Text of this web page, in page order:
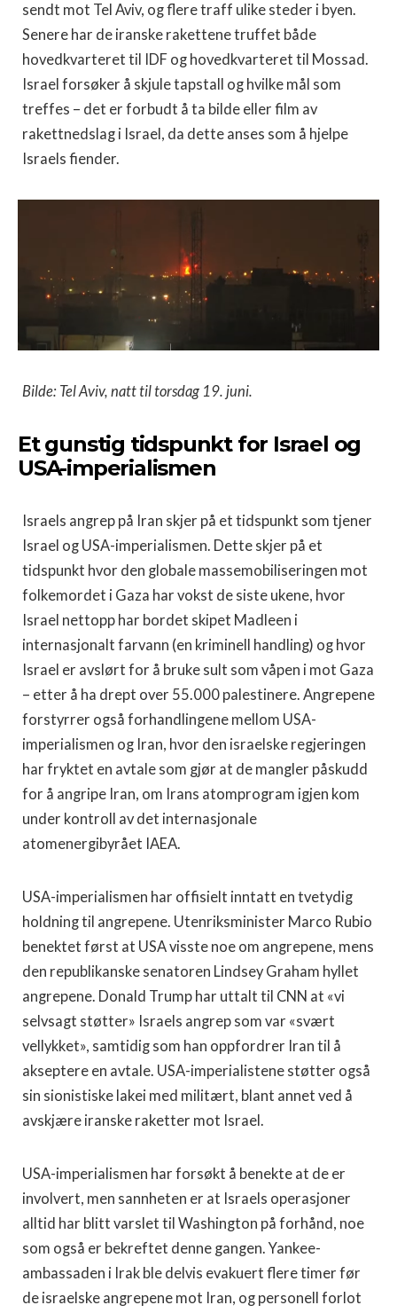
sendt mot Tel Aviv, og flere traff ulike steder i byen.
Senere har de iranske rakettene truffet både
hovedkvarteret til IDF og hovedkvarteret til Mossad.
Israel forsøker å skjule tapstall og hvilke mål som
treffes – det er forbudt å ta bilde eller film av
rakettnedslag i Israel, da dette anses som å hjelpe
Israels fiender.
Bilde: Tel Aviv, natt til torsdag 19. juni.
Et gunstig tidspunkt for Israel og
USA-imperialismen
Israels angrep på Iran skjer på et tidspunkt som tjener
Israel og USA-imperialismen. Dette skjer på et
tidspunkt hvor den globale massemobiliseringen mot
folkemordet i Gaza har vokst de siste ukene, hvor
Israel nettopp har bordet skipet Madleen i
internasjonalt farvann (en kriminell handling) og hvor
Israel er avslørt for å bruke sult som våpen i mot Gaza
– etter å ha drept over 55.000 palestinere. Angrepene
forstyrrer også forhandlingene mellom USA-
imperialismen og Iran, hvor den israelske regjeringen
har fryktet en avtale som gjør at de mangler påskudd
for å angripe Iran, om Irans atomprogram igjen kom
under kontroll av det internasjonale
atomenergibyrået IAEA.
USA-imperialismen har offisielt inntatt en tvetydig
holdning til angrepene. Utenriksminister Marco Rubio
benektet først at USA visste noe om angrepene, mens
den republikanske senatoren Lindsey Graham hyllet
angrepene. Donald Trump har uttalt til CNN at «vi
selvsagt støtter» Israels angrep som var «svært
vellykket», samtidig som han oppfordrer Iran til å
akseptere en avtale. USA-imperialistene støtter også
sin sionistiske lakei med militært, blant annet ved å
avskjære iranske raketter mot Israel.
USA-imperialismen har forsøkt å benekte at de er
involvert, men sannheten er at Israels operasjoner
alltid har blitt varslet til Washington på forhånd, noe
som også er bekreftet denne gangen. Yankee-
ambassaden i Irak ble delvis evakuert flere timer før
de israelske angrepene mot Iran, og personell forlot